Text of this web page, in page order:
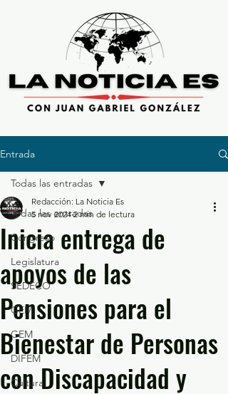
Entrada
Todas las entradas
Congreso
Legislatura
SEDECO
GEM
GEM
DIFEM
Cultura
Todas las entradas
Inicia entrega de
apoyos de las
Pensiones para el
Bienestar de Personas
con Discapacidad y
Redacción: La Noticia Es
5 nov 2024 2 min de lectura